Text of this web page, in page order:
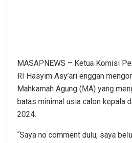
MASAPNEWS – Ketua Komisi
RI Hasyim Asy’ari enggan
Mahkamah Agung (MA) yang
batas minimal usia calon kepala
2024.
“Saya no comment dulu, saya